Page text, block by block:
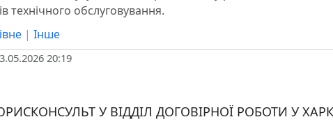
технічного обслуговування.
| Інше
20:19
У ВІДДІЛ ДОГОВІРНОЇ РОБОТИ У